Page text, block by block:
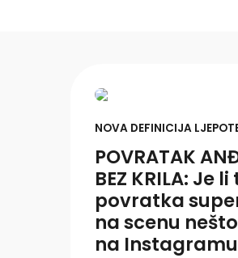
NOVA DEFINICIJA
POVRATAK
BEZ KRILA: Je
povratka
na scenu
na